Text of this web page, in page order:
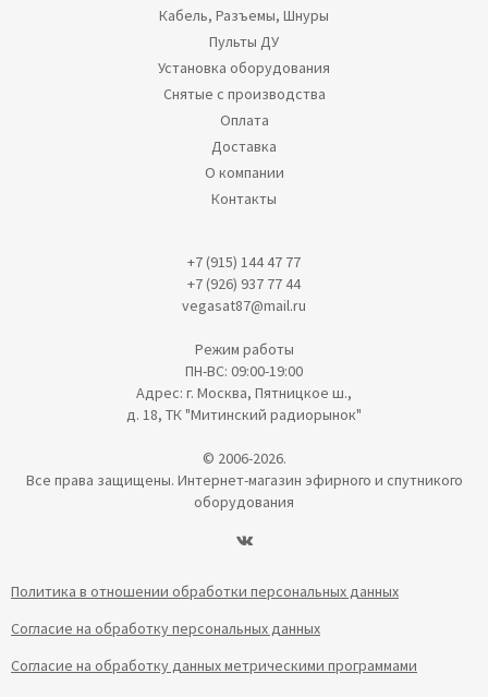
Кабель, Разъемы, Шнуры
Пульты ДУ
Установка оборудования
Снятые с производства
Оплата
Доставка
О компании
Контакты
+7 (915) 144 47 77
+7 (926) 937 77 44
vegasat87@mail.ru
Режим работы
ПН-ВС: 09:00-19:00
Адрес: г. Москва, Пятницкое ш.,
д. 18, ТК "Митинский радиорынок"
© 2006-2026.
Все права защищены. Интернет-магазин эфирного и спутникого
оборудования
Политика в отношении обработки персональных данных
Согласие на обработку персональных данных
Согласие на обработку данных метрическими программами